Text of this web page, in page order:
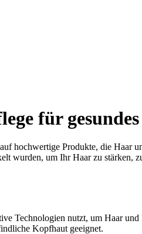
für
hochwertige Produkte, die Haar
wurden, um Ihr Haar zu stärken,
Technologien nutzt, um Haar
Kopfhaut geeignet.